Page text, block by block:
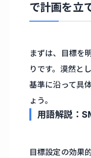
で計画を立
まずは、目標を
りです。漠然と
基準に沿って具
ょう。
用語解説：
目標設定の効果